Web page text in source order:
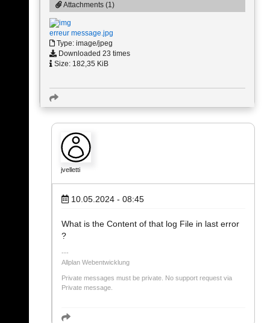
Attachments (1)
erreur message.jpg
Type: image/jpeg
Downloaded 23 times
Size: 182,35 KiB
jvelletti
10.05.2024 - 08:45
What is the Content of that log File in last error
?
Allplan Webentwicklung
Private messages must be private. No support request via
Private message.